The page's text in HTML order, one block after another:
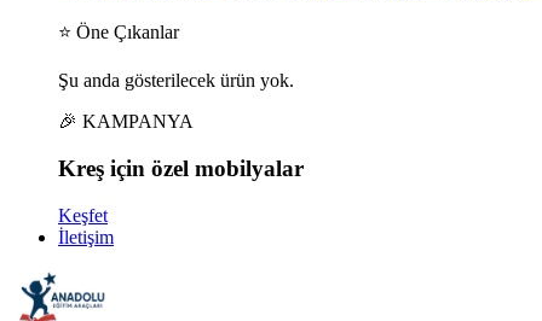
⭐ Öne Çıkanlar
Şu anda gösterilecek ürün yok.
🎉 KAMPANYA
Kreş için özel mobilyalar
Keşfet
İletişim